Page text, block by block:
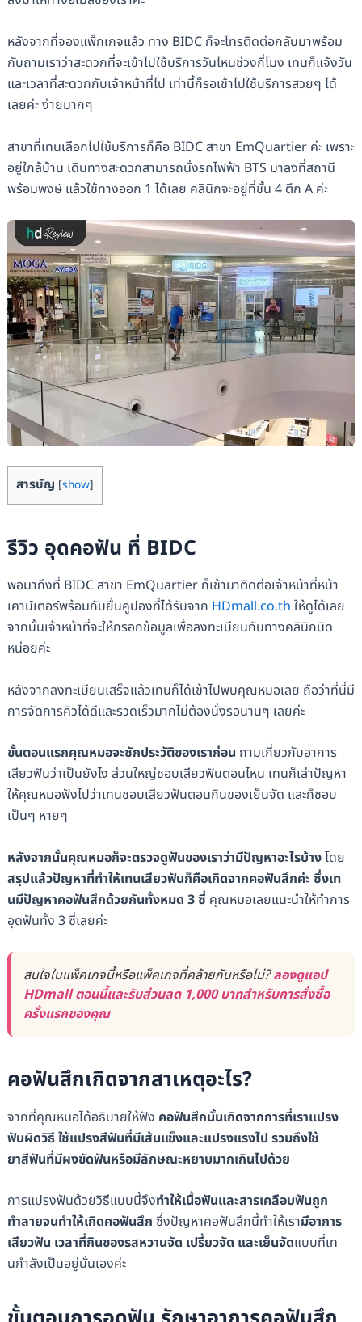
หลังจากที่จองแพ็กเกจแล้ว ทาง BIDC ก็จะโทรติดต่อกลับมาพร้อม
กับถามเราว่าสะดวกที่จะเข้าไปใช้บริการวันไหนช่วงกี่โมง เทนก็แจ้งวัน
และเวลาที่สะดวกกับเจ้าหน้าที่ไป เท่านี้ก็รอเข้าไปใช้บริการสวยๆ ได้
เลยค่ะ ง่ายมากๆ
สาขาที่เทนเลือกไปใช้บริการก็คือ BIDC สาขา ​​EmQuartier ค่ะ เพราะ
อยู่ใกล้บ้าน เดินทางสะดวกสามารถนั่งรถไฟฟ้า BTS มาลงที่สถานี
พร้อมพงษ์ แล้วใช้ทางออก 1 ได้เลย คลินิกจะอยู่ที่ชั้น 4 ตึก A ค่ะ
สารบัญ [show]
รีวิว อุดคอฟัน ที่ BIDC
พอมาถึงที่ BIDC สาขา ​​EmQuartier ก็เข้ามาติดต่อเจ้าหน้าที่หน้า
เคาน์เตอร์พร้อมกับยื่นคูปองที่ได้รับจาก HDmall.co.th ให้ดูได้เลย
จากนั้นเจ้าหน้าที่จะให้กรอกข้อมูลเพื่อลงทะเบียนกับทางคลินิกนิด
หน่อยค่ะ
หลังจากลงทะเบียนเสร็จแล้วเทนก็ได้เข้าไปพบคุณหมอเลย ถือว่าที่นี่มี
การจัดการคิวได้ดีและรวดเร็วมากไม่ต้องนั่งรอนานๆ เลยค่ะ
ขั้นตอนแรกคุณหมอจะซักประวัติของเราก่อน ถามเกี่ยวกับอาการ
เสียวฟันว่าเป็นยังไง ส่วนใหญ่ชอบเสียวฟันตอนไหน เทนก็เล่าปัญหา
ให้คุณหมอฟังไปว่าเทนชอบเสียวฟันตอนกินของเย็นจัด และก็ชอบ
เป็นๆ หายๆ
หลังจากนั้นคุณหมอก็จะตรวจดูฟันของเราว่ามีปัญหาอะไรบ้างโดย
สรุปแล้วปัญหาที่ทำให้เทนเสียวฟันก็คือเกิดจากคอฟันสึกค่ะ ซึ่งเท
นมีปัญหาคอฟันสึกด้วยกันทั้งหมด 3 ซี่ คุณหมอเลยแนะนำให้ทำการ
อุดฟันทั้ง 3 ซี่เลยค่ะ
สนใจในแพ็คเกจนี้หรือแพ็คเกจที่คล้ายกันหรือไม่?ลองดูแอป
HDmall ตอนนี้และรับส่วนลด 1,000 บาทสำหรับการสั่งซื้อ
ครั้งแรกของคุณ
คอฟันสึกเกิดจากสาเหตุอะไร?
จากที่คุณหมอได้อธิบายให้ฟัง คอฟันสึกนั้นเกิดจากการที่เราแปรง
ฟันผิดวิธี ใช้แปรงสีฟันที่มีเส้นแข็งและแปรงแรงไป รวมถึงใช้
ยาสีฟันที่มีผงขัดฟันหรือมีลักษณะหยาบมากเกินไปด้วย
การแปรงฟันด้วยวิธีแบบนี้จึงทำให้เนื้อฟันและสารเคลือบฟันถูก
ทำลายจนทำให้เกิดคอฟันสึก ซึ่งปัญหาคอฟันสึกนี้ทำให้เรามีอาการ
เสียวฟัน เวลาที่กินของรสหวานจัด เปรี้ยวจัด และเย็นจัดแบบที่เท
นกำลังเป็นอยู่นั่นเองค่ะ